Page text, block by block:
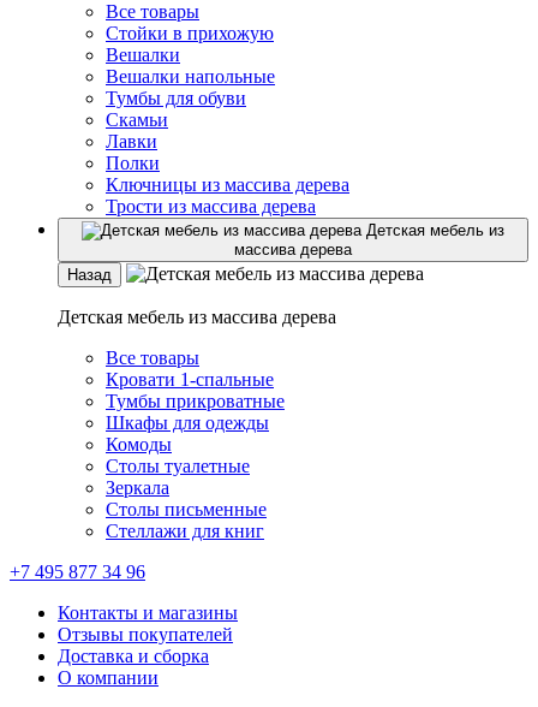
Все товары
Стойки в прихожую
Вешалки
Вешалки напольные
Тумбы для обуви
Скамьи
Лавки
Полки
Ключницы из массива дерева
Трости из массива дерева
Детская мебель из
массива дерева
Назад
Детская мебель из массива дерева
Все товары
Кровати 1-спальные
Тумбы прикроватные
Шкафы для одежды
Комоды
Столы туалетные
Зеркала
Столы письменные
Стеллажи для книг
+7 495 877 34 96
Контакты и магазины
Отзывы покупателей
Доставка и сборка
О компании